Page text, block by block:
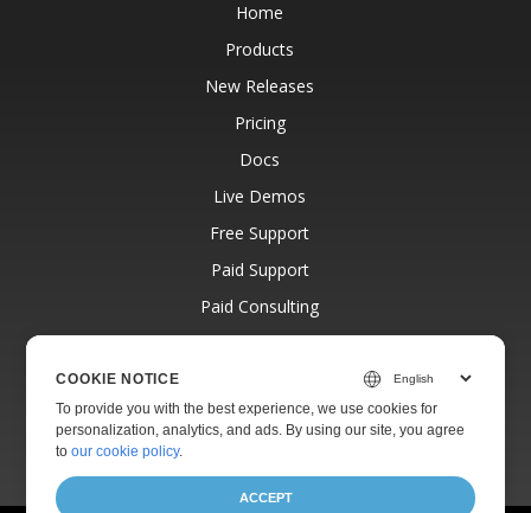
Home
Products
New Releases
Pricing
Docs
Live Demos
Free Support
Paid Support
Paid Consulting
Blog
About
COOKIE NOTICE
To provide you with the best experience, we use cookies for
personalization, analytics, and ads. By using our site, you agree
toour cookie policy.
ACCEPT